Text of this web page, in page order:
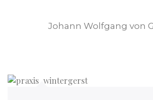
Johann Wolfgang von